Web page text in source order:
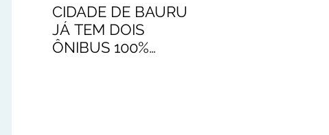
CIDADE DE BAURU
JÁ TEM DOIS
ÔNIBUS 100%